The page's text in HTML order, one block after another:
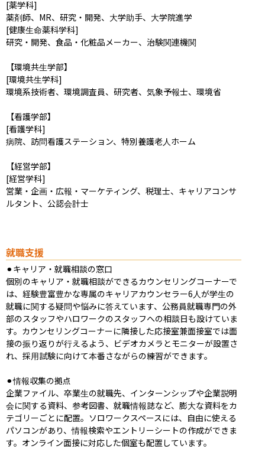
[薬学科]
薬剤師、MR、研究・開発、大学助手、大学院進学
[健康生命薬科学科]
研究・開発、食品・化粧品メーカー、治験関連機関
【環境共生学部】
[環境共生学科]
環境系技術者、環境調査員、研究者、気象予報士、環境省
【看護学部】
[看護学科]
病院、訪問看護ステーション、特別養護老人ホーム
【経営学部】
[経営学科]
営業・企画・広報・マーケティング、税理士、キャリアコンサ
ルタント、公認会計士
就職支援
⚫︎キャリア・就職相談の窓口
個別のキャリア・就職相談ができるカウンセリングコーナーで
は、経験豊富豊かな専属のキャリアカウンセラー6人が学生の
就職に関する疑問や悩みに答えています、公務員就職専門の外
部のスタッフやハロワークのスタッフへの相談日も設けていま
す。カウンセリングコーナーに隣接した応接室兼面接室では面
接の振り返りが行えるよう、ビデオカメラとモニターが設置さ
れ、採用試験に向けて本番さながらの練習ができます。
⚫︎情報収集の拠点
企業ファイル、卒業生の就職先、インターンシップや企業説明
会に関する資料、参考図書、就職情報誌など、膨大な資料をカ
テゴリーごとに配置。ソロワークスペースには、自由に使える
パソコンがあり、情報検索やエントリーシートの作成ができま
す。オンライン面接に対応した個室も配置しています。